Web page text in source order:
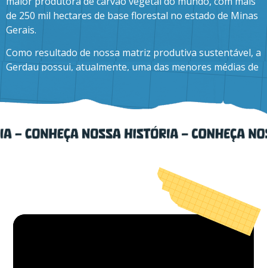
de 250 mil hectares de base florestal no estado de Minas
Gerais.
Como resultado de nossa matriz produtiva sustentável, a
Gerdau possui, atualmente, uma das menores médias de
aproximadamente a metade da média global do setor, de
1,92 t de CO₂e por tonelada de aço (worldsteel). Para
2031, a meta da Gerdau é diminuir as emissões de
As ações da Gerdau estão listadas nas bolsas de valores
de São Paulo (B3) e Nova Iorque (NYSE).